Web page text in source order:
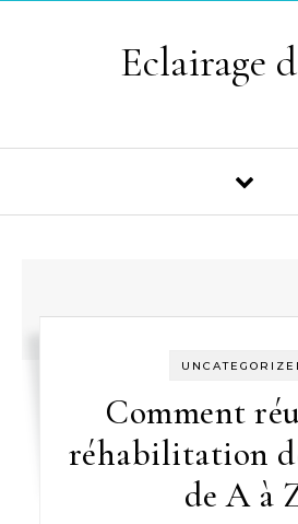
Eclairage
Comment
réhabilitation
de A à